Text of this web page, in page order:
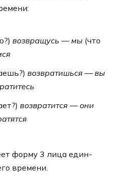
воз­вра­щусь —мы (что
воз­вра­тишь­ся —вы
воз­вра­тит­ся —они
фор­му 3 лица един­
вре­ме­ни.